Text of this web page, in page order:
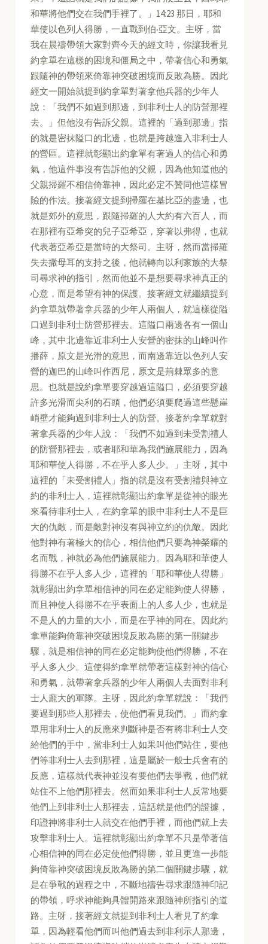
和華將他們交在我們手裡了。」14:23 那日，耶和
華使以色列人得勝，一直戰到伯‧亞文。主呀，當
我在晨禱帶領大家對齊今天的經文時，你讓我看見
約拿單在這樣的困境和僵局之中，帶著信心和勇氣
跟隨神的帶領來倚靠神突破困境而反敗為勝。因此
經文一開始就提到約拿單對著拿他兵器的少年人
說：「我們不如過到那邊，到非利士人的防營那裡
去。」但他沒有告訴父親。這裡的「過到那邊」指
的就是密抹隘口的北邊，也就是跨越進入非利士人
的營區。這裡就彰顯出約拿單有著過人的信心和勇
氣，他這件事沒有告訴他的父親，因為他知道他的
父親掃羅不相信倚靠神，因此必定不贊同他這樣冒
險的作法。接著經文提到掃羅在基比亞的盡邊，也
就是郊外的意思，跟隨掃羅的人大約有六百人，而
在那裡有亞希突的兒子亞希亞，穿著以弗得，也就
代表著亞希亞是當時的大祭司。主呀，然而當掃羅
失去撒母耳的支持之後，他就轉向以利家族的大祭
司尋求神的指引，然而他並不是想要尋求神真正的
心意，而是希望有神的保護。接著經文就繼續提到
約拿單就帶著拿兵器的少年人兩個人，就這樣從隘
口過到非利士防營那裡去。這隘口兩邊各有一個山
峰，其中北邊靠近非利士人安營的密抹的山峰叫作
播薛，原文是光滑的意思，而南邊靠近以色列人安
營的迦巴的山峰叫作西尼，原文是荊棘眾多的意
思。也就是說約拿單要穿越過這隘口，必須要穿越
許多光滑而尖利的石頭，他們必須要爬過這些懸崖
峭壁才能夠過到非利士人的防營。接著約拿單就對
著拿兵器的少年人說：「我們不如過到未受割禮人
的防營那裡去，或者耶和華為我們施展能力，因為
耶和華使人得勝，不在乎人多人少。」主呀，其中
這裡的「未受割禮人」指的就是沒有受割禮與神立
約的非利士人，這裡就彰顯出約拿單是從神的眼光
來看待非利士人，在約拿單的眼中非利士人不是巨
大的仇敵，而是敵對神沒有與神立約的仇敵。因此
他對神有著極大的信心，相信他們只要為神榮耀的
名而戰，神就必為他們施展能力。因為耶和華使人
得勝不在乎人多人少，這裡的「耶和華使人得勝」
就彰顯出約拿單相信神的同在必定能夠使人得勝，
而且神使人得勝不在乎表面上的人多人少，也就是
不是人的力量的大小，而是在乎神的同在。因此約
拿單能夠倚靠神突破困境反敗為勝的第一關鍵步
驟，就是相信神的同在必定能夠使他們得勝，不在
乎人多人少。這使得約拿單就帶著這樣對神的信心
和勇氣，就帶著拿兵器的少年人兩個人去面對非利
士人龐大的軍隊。主呀，因此約拿單就說：「我們
要過到那些人那裡去，使他們看見我們。」而約拿
單用非利士人的反應來判斷神是否有將非利士人交
給他們的手中，當非利士人如果叫他們站住，要他
們等非利士人去到那裡，這是屬於一般士兵會有的
反應，這樣就代表神並沒有要他們去爭戰，他們就
站住不上他們那裡去。然而如果非利士人反常地要
他們上到非利士人那裡去，這話就是他們的證據，
印證神將非利士人就交在他們手裡，而他們就上去
攻擊非利士人。這裡就彰顯出約拿單不只是帶著信
心相信神的同在必定使他們得勝，並且更進一步能
夠倚靠神突破困境反敗為勝的第二個關鍵步驟，就
是在爭戰的過程之中，不斷地禱告尋求跟隨神印記
的帶領，呼求神能夠具體開路來跟隨神所指引的道
路。主呀，接著經文就提到非利士人看見了約拿
單，因為輕看他們而叫他們過去到非利示人那邊，